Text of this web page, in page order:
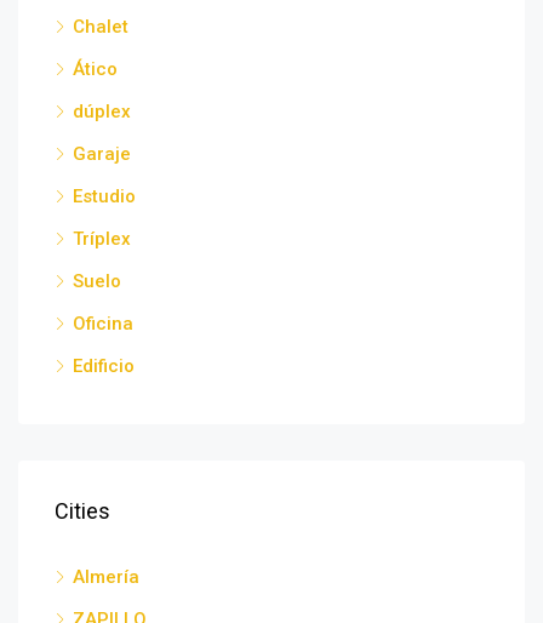
Chalet
Ático
dúplex
Garaje
Estudio
Tríplex
Suelo
Oficina
Edificio
Cities
Almería